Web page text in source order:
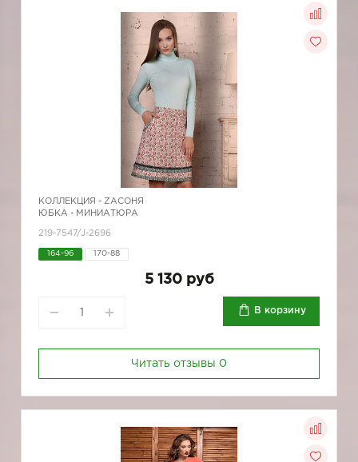
КОЛЛЕКЦИЯ - ZAСОНЯ
ЮБКА - МИНИАТЮРА
219-7547/J-2696
164-96 170-88
5 130 руб
В корзину
Читать отзывы 0